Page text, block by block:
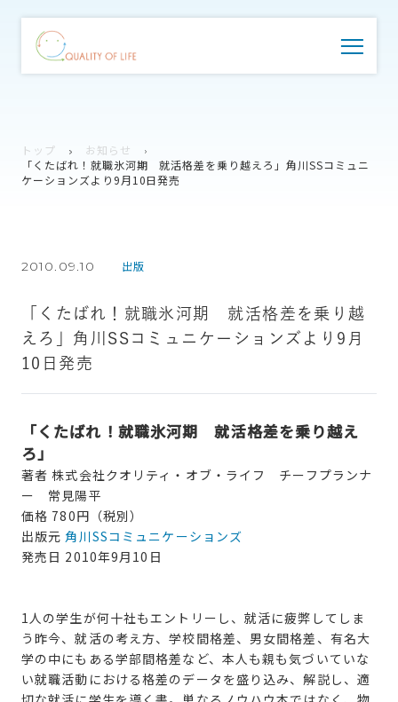
トップ
お知らせ
「くたばれ！就職氷河期 就活格差を乗り越えろ」角川SSコミュニ
ケーションズより9月10日発売
2010.09.10 出版
「くたばれ！就職氷河期 就活格差を乗り越
えろ」角川SSコミュニケーションズより9月
10日発売
「くたばれ！就職氷河期 就活格差を乗り越え
ろ」
著者 株式会社クオリティ・オブ・ライフ チーフプランナ
ー 常見陽平
価格 780円（税別）
出版元 角川SSコミュニケーションズ
発売日 2010年9月10日
1人の学生が何十社もエントリーし、就活に疲弊してしま
う昨今、就活の考え方、学校間格差、男女間格差、有名大
学の中にもある学部間格差など、本人も親も気づいていな
い就職活動における格差のデータを盛り込み、解説し、適